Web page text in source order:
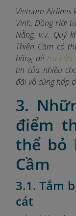
Vietnam Airlines
Vinh, Đồng Hới
Nẵng, v.v. Quý
Thiên Cầm có
hãng để tra cứu
tin của nhiều
đãi vô cùng hấp
3.
điểm
thể bỏ
Cầm
3.1. Tắm
cát